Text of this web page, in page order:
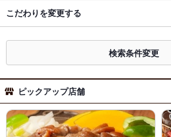
こだわりを変更する
検索条件変更
ピックアップ店舗